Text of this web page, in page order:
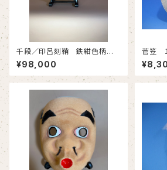
千段／印呂刻鞘 鉄紺色柄巻
(小刀) #608
¥98,000
菅笠 １